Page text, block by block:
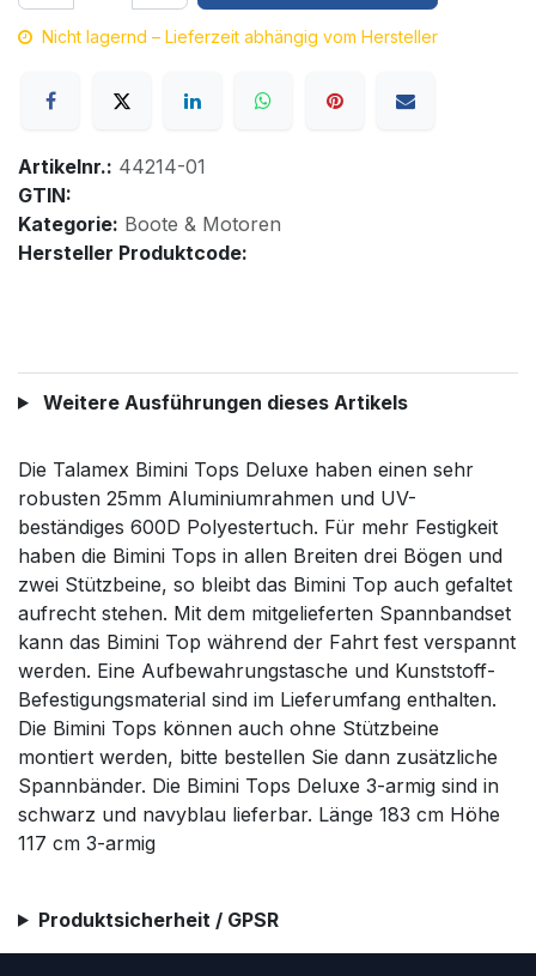
Nicht lagernd – Lieferzeit abhängig vom Hersteller
Artikelnr.: 44214-01
GTIN:
Kategorie: Boote & Motoren
Hersteller Produktcode:
Weitere Ausführungen dieses Artikels
Die Talamex Bimini Tops Deluxe haben einen sehr
robusten 25mm Aluminiumrahmen und UV-
beständiges 600D Polyestertuch. Für mehr Festigkeit
haben die Bimini Tops in allen Breiten drei Bögen und
zwei Stützbeine, so bleibt das Bimini Top auch gefaltet
aufrecht stehen. Mit dem mitgelieferten Spannbandset
kann das Bimini Top während der Fahrt fest verspannt
werden. Eine Aufbewahrungstasche und Kunststoff-
Befestigungsmaterial sind im Lieferumfang enthalten.
Die Bimini Tops können auch ohne Stützbeine
montiert werden, bitte bestellen Sie dann zusätzliche
Spannbänder. Die Bimini Tops Deluxe 3-armig sind in
schwarz und navyblau lieferbar. Länge 183 cm Höhe
117 cm 3-armig
Produktsicherheit / GPSR